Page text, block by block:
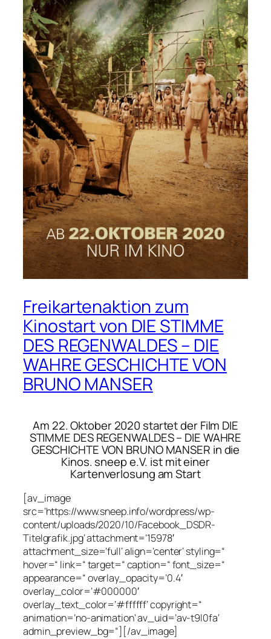
Freikartenaktion zum
Kinostart von DIE STIMME
DES REGENWALDES – DIE
WAHRE GESCHICHTE VON
BRUNO MANSER
Am 22. Oktober 2020 startet der Film DIE
STIMME DES REGENWALDES – DIE WAHRE
GESCHICHTE VON BRUNO MANSER in die
Kinos. sneep e.V. ist mit einer
Kartenverlosung am Start
[av_image
src=’https://www.sneep.info/wordpress/wp-
content/uploads/2020/10/Facebook_DSDR-
Titelgrafik.jpg‘ attachment=’15978′
attachment_size=’full‘ align=’center‘ styling=“
hover=“ link=“ target=“ caption=“ font_size=“
appearance=“ overlay_opacity=’0.4′
overlay_color=’#000000′
overlay_text_color=’#ffffff‘ copyright=“
animation=’no-animation‘ av_uid=’av-t9l0fa‘
admin_preview_bg=“][/av_image]